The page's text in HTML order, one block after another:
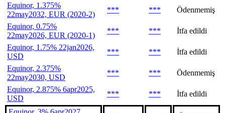
Equinor, 1.375%
22may2032, EUR (2020-2)
*** ***
Ödenmemiş
Equinor, 0.75%
22may2026, EUR (2020-1)
*** ***
İtfa edildi
Equinor, 1.75% 22jan2026,
USD
*** ***
İtfa edildi
Equinor, 2.375%
22may2030, USD
*** ***
Ödenmemiş
Equinor, 2.875% 6apr2025,
USD
*** *** İtfa edildi